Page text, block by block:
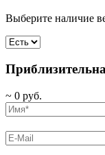
Выберите наличие
~ 0 руб.